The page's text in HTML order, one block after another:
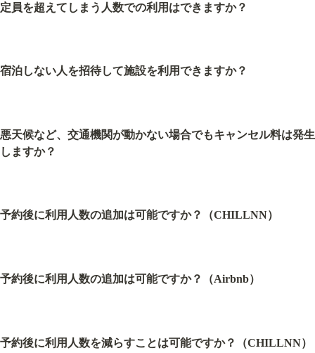
定員を超えてしまう人数での利用はできますか？
宿泊しない人を招待して施設を利用できますか？
悪天候など、交通機関が動かない場合でもキャンセル料は発生
しますか？
予約後に利用人数の追加は可能ですか？（CHILLNN）
予約後に利用人数の追加は可能ですか？（Airbnb）
予約後に利用人数を減らすことは可能ですか？（CHILLNN）